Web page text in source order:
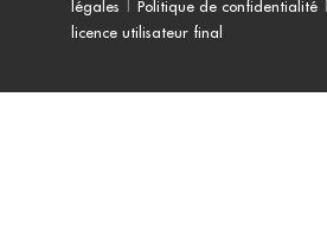
légales
Politique de confidentialité|
licence utilisateur final